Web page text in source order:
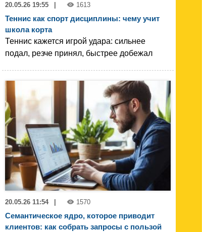
20.05.26 19:55 1613
Теннис как спорт дисциплины: чему учит
школа корта
Теннис кажется игрой удара: сильнее
подал, резче принял, быстрее добежал
20.05.26 11:54 1570
Семантическое ядро, которое приводит
клиентов: как собрать запросы с пользой